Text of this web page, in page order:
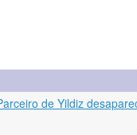
de Yildiz